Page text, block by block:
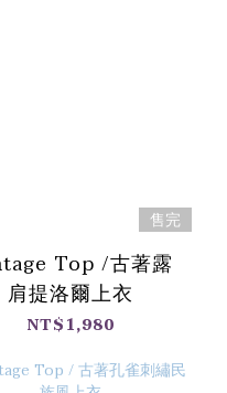
售完
Top /古著露
肩提洛爾上衣
NT$1,980